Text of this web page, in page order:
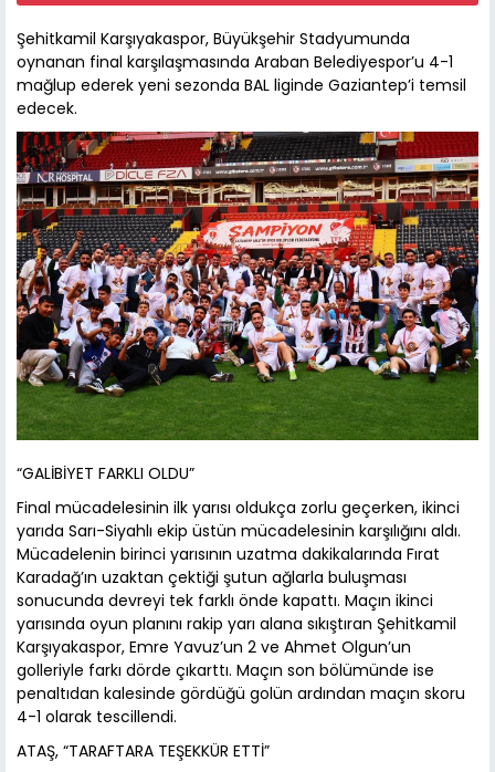
Şehitkamil Karşıyakaspor, Büyükşehir Stadyumunda
oynanan final karşılaşmasında Araban Belediyespor’u 4-1
mağlup ederek yeni sezonda BAL liginde Gaziantep’i temsil
edecek.
“GALİBİYET FARKLI OLDU”
Final mücadelesinin ilk yarısı oldukça zorlu geçerken, ikinci
yarıda Sarı-Siyahlı ekip üstün mücadelesinin karşılığını aldı.
Mücadelenin birinci yarısının uzatma dakikalarında Fırat
Karadağ’ın uzaktan çektiği şutun ağlarla buluşması
sonucunda devreyi tek farklı önde kapattı. Maçın ikinci
yarısında oyun planını rakip yarı alana sıkıştıran Şehitkamil
Karşıyakaspor, Emre Yavuz’un 2 ve Ahmet Olgun’un
golleriyle farkı dörde çıkarttı. Maçın son bölümünde ise
penaltıdan kalesinde gördüğü golün ardından maçın skoru
4-1 olarak tescillendi.
ATAŞ, “TARAFTARA TEŞEKKÜR ETTİ”